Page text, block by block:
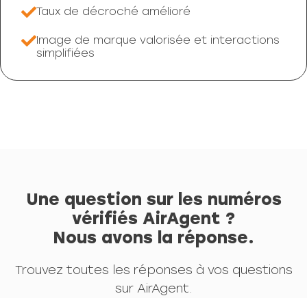
Taux de décroché amélioré
Image de marque valorisée et interactions
simplifiées
Une question sur les numéros
vérifiés AirAgent ?
Nous avons la réponse.
Trouvez toutes les réponses à vos questions
sur AirAgent.